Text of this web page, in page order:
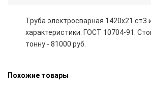
Труба электросварная 1420х21
характеристики: ГОСТ 10704-91.
тонну - 81000 руб.
Похожие товары